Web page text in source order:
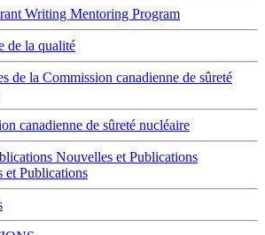
Writing Mentoring Program
de la qualité
de la Commission canadienne de sûreté
canadienne de sûreté nucléaire
Nouvelles et Publications
et Publications